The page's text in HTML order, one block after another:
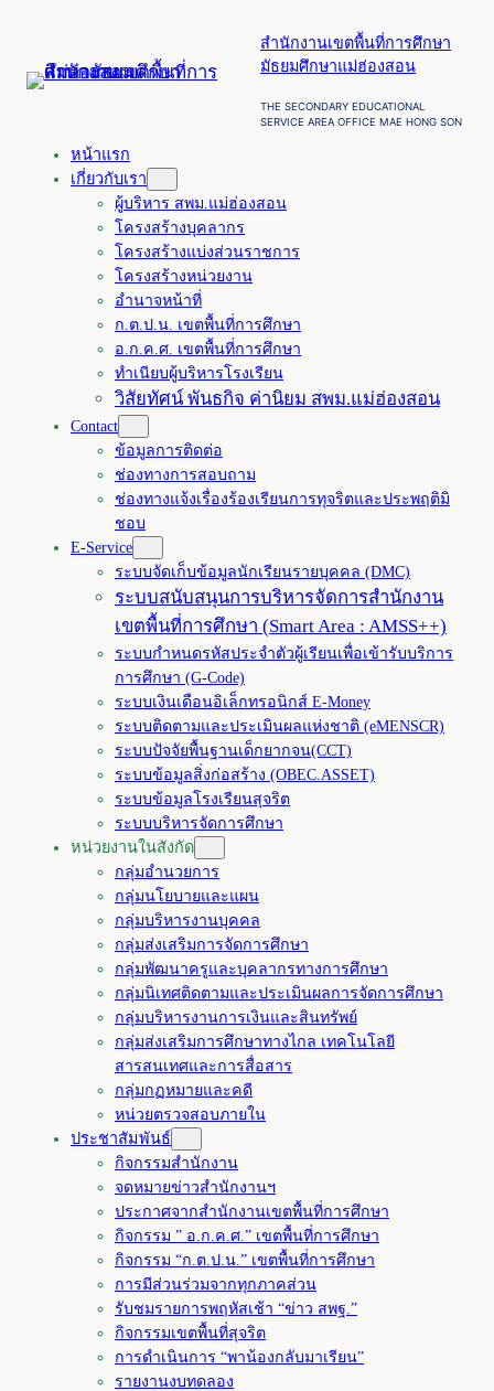
สำนักงานเขตพื้นที่การศึกษา
มัธยมศึกษาแม่ฮ่องสอน
THE SECONDARY EDUCATIONAL
SERVICE AREA OFFICE MAE HONG SON
หน้าแรก
เกี่ยวกับเรา
ผู้บริหาร สพม.แม่ฮ่องสอน
โครงสร้างบุคลากร
โครงสร้างแบ่งส่วนราชการ
โครงสร้างหน่วยงาน
อำนาจหน้าที่
ก.ต.ป.น. เขตพื้นที่การศึกษา
อ.ก.ค.ศ. เขตพื้นที่การศึกษา
ทำเนียบผู้บริหารโรงเรียน
วิสัยทัศน์ พันธกิจ ค่านิยม สพม.แม่ฮ่องสอน
Contact
ข้อมูลการติดต่อ
ช่องทางการสอบถาม
ช่องทางแจ้งเรื่องร้องเรียนการทุจริตและประพฤติมิ
ชอบ
E-Service
ระบบจัดเก็บข้อมูลนักเรียนรายบุคคล (DMC)
ระบบสนับสนุนการบริหารจัดการสำนักงาน
เขตพื้นที่การศึกษา (Smart Area : AMSS++)
ระบบกำหนดรหัสประจำตัวผู้เรียนเพื่อเข้ารับบริการ
การศึกษา (G-Code)
ระบบเงินเดือนอิเล็กทรอนิกส์ E-Money
ระบบติดตามและประเมินผลแห่งชาติ (eMENSCR)
ระบบปัจจัยพื้นฐานเด็กยากจน(CCT)
ระบบข้อมูลสิ่งก่อสร้าง (OBEC.ASSET)
ระบบข้อมูลโรงเรียนสุจริต
ระบบบริหารจัดการศึกษา
หน่วยงานในสังกัด
กลุ่มอำนวยการ
กลุ่มนโยบายและแผน
กลุ่มบริหารงานบุคคล
กลุ่มส่งเสริมการจัดการศึกษา
กลุ่มพัฒนาครูและบุคลากรทางการศึกษา
กลุ่มนิเทศติดตามและประเมินผลการจัดการศึกษา
กลุ่มบริหารงานการเงินและสินทรัพย์
กลุ่มส่งเสริมการศึกษาทางไกล เทคโนโลยี
สารสนเทศและการสื่อสาร
กลุ่มกฏหมายและคดี
หน่วยตรวจสอบภายใน
ประชาสัมพันธ์
กิจกรรมสำนักงาน
จดหมายข่าวสำนักงานฯ
ประกาศจากสำนักงานเขตพื้นที่การศึกษา
กิจกรรม ” อ.ก.ค.ศ.” เขตพื้นที่การศึกษา
กิจกรรม “ก.ต.ป.น.” เขตพื้นที่การศึกษา
การมีส่วนร่วมจากทุกภาคส่วน
รับชมรายการพฤหัสเช้า “ข่าว สพฐ.”
กิจกรรมเขตพื้นที่สุจริต
การดำเนินการ “พาน้องกลับมาเรียน”
รายงานงบทดลอง